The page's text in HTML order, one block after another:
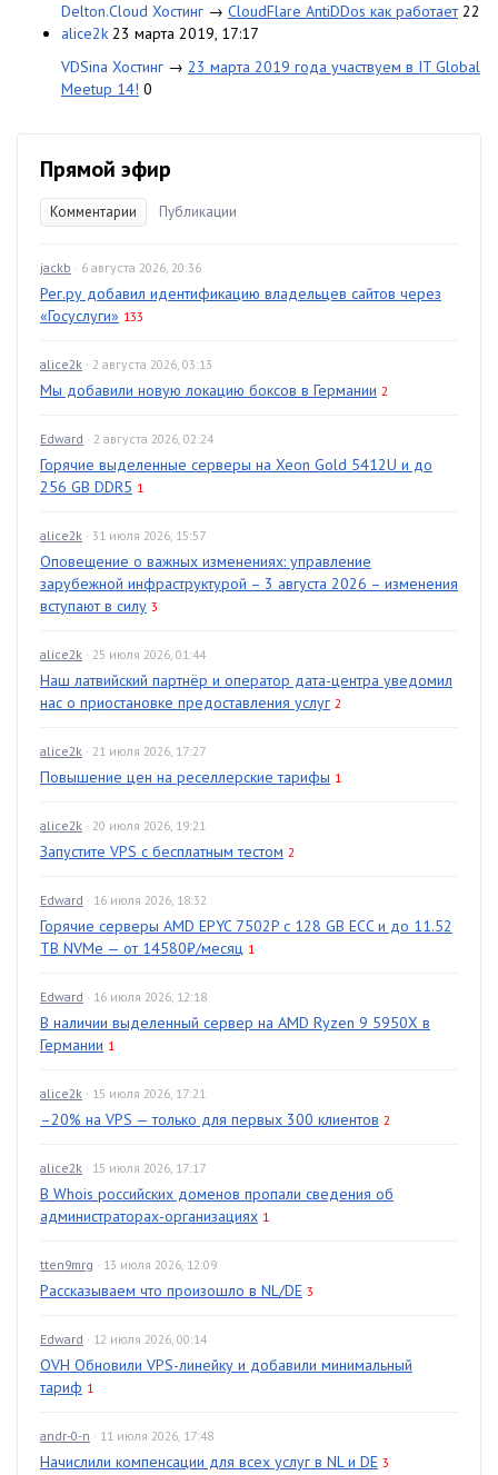
Delton.Cloud Хостинг → CloudFlare AntiDDos как работает 22
alice2k 23 марта 2019, 17:17
VDSina Хостинг → 23 марта 2019 года участвуем в IT Global
Meetup 14! 0
Прямой эфир
Комментарии Публикации
jackb · 6 августа 2026, 20:36
Рег.ру добавил идентификацию владельцев сайтов через
«Госуслуги» 133
alice2k · 2 августа 2026, 03:13
Мы добавили новую локацию боксов в Германии 2
Edward · 2 августа 2026, 02:24
Горячие выделенные серверы на Xeon Gold 5412U и до
256 GB DDR5 1
alice2k · 31 июля 2026, 15:57
Оповещение о важных изменениях: управление
зарубежной инфраструктурой – 3 августа 2026 – изменения
вступают в силу 3
alice2k · 25 июля 2026, 01:44
Наш латвийский партнёр и оператор дата-центра уведомил
нас о приостановке предоставления услуг 2
alice2k · 21 июля 2026, 17:27
Повышение цен на реселлерские тарифы 1
alice2k · 20 июля 2026, 19:21
Запустите VPS с бесплатным тестом 2
Edward · 16 июля 2026, 18:32
Горячие серверы AMD EPYC 7502P с 128 GB ECC и до 11.52
TB NVMe — от 14580₽/месяц 1
Edward · 16 июля 2026, 12:18
В наличии выделенный сервер на AMD Ryzen 9 5950X в
Германии 1
alice2k · 15 июля 2026, 17:21
–20% на VPS — только для первых 300 клиентов 2
alice2k · 15 июля 2026, 17:17
В Whois российских доменов пропали сведения об
администраторах-организациях 1
tten9mrg · 13 июля 2026, 12:09
Рассказываем что произошло в NL/DE 3
Edward · 12 июля 2026, 00:14
OVH Обновили VPS-линейку и добавили минимальный
тариф 1
andr-0-n · 11 июля 2026, 17:48
Начислили компенсации для всех услуг в NL и DE 3